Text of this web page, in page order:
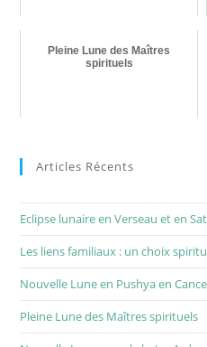
Pleine Lune des Maîtres
spirituels
Articles Récents
Eclipse lunaire en Verseau et en
Les liens familiaux : un choix
Nouvelle Lune en Pushya en
Pleine Lune des Maîtres spirituels